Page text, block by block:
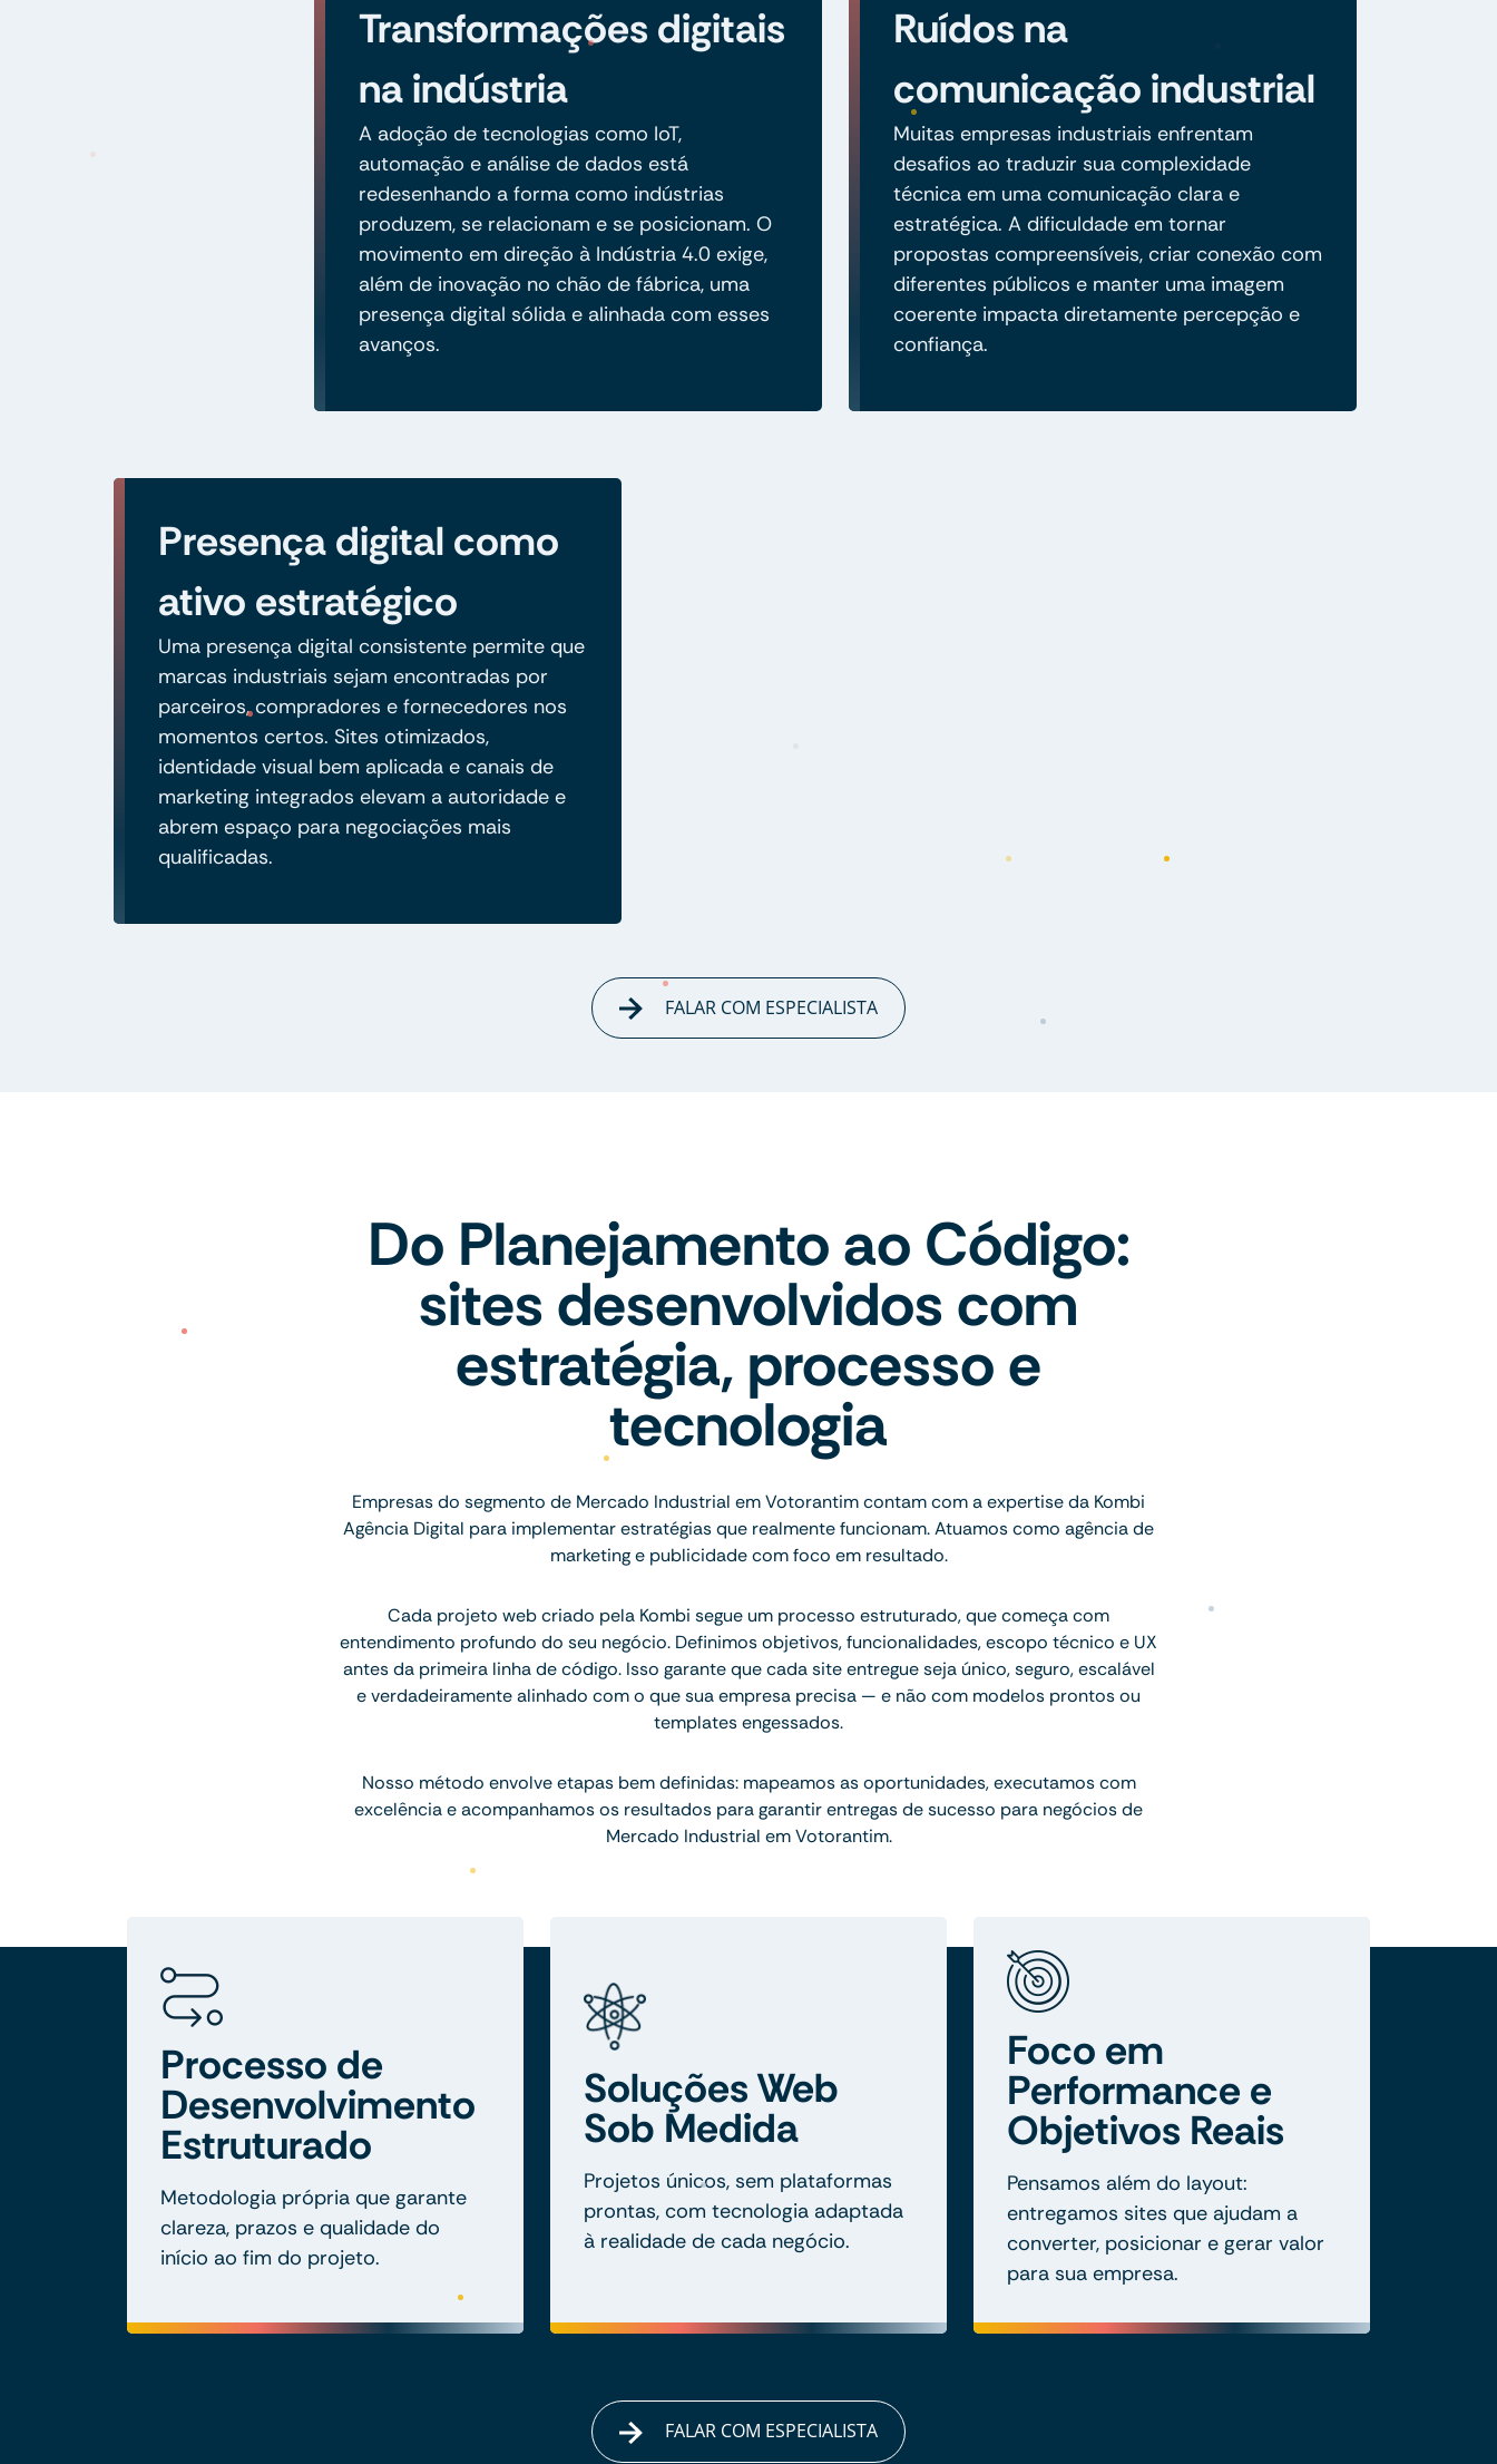
Transformações digitais
na indústria
A adoção de tecnologias como IoT,
automação e análise de dados está
redesenhando a forma como indústrias
produzem, se relacionam e se posicionam. O
movimento em direção à Indústria 4.0 exige,
além de inovação no chão de fábrica, uma
presença digital sólida e alinhada com esses
avanços.
Ruídos na
comunicação industrial
Muitas empresas industriais enfrentam
desafios ao traduzir sua complexidade
técnica em uma comunicação clara e
estratégica. A dificuldade em tornar
propostas compreensíveis, criar conexão com
diferentes públicos e manter uma imagem
coerente impacta diretamente percepção e
confiança.
Presença digital como
ativo estratégico
Uma presença digital consistente permite que
marcas industriais sejam encontradas por
parceiros, compradores e fornecedores nos
momentos certos. Sites otimizados,
identidade visual bem aplicada e canais de
marketing integrados elevam a autoridade e
abrem espaço para negociações mais
qualificadas.
FALAR COM ESPECIALISTA
Do Planejamento ao Código:
sites desenvolvidos com
estratégia, processo e
tecnologia
Empresas do segmento de Mercado Industrial em Votorantim contam com a expertise da Kombi
Agência Digital para implementar estratégias que realmente funcionam. Atuamos como agência de
marketing e publicidade com foco em resultado.
Cada projeto web criado pela Kombi segue um processo estruturado, que começa com
entendimento profundo do seu negócio. Definimos objetivos, funcionalidades, escopo técnico e UX
antes da primeira linha de código. Isso garante que cada site entregue seja único, seguro, escalável
e verdadeiramente alinhado com o que sua empresa precisa — e não com modelos prontos ou
templates engessados.
Nosso método envolve etapas bem definidas: mapeamos as oportunidades, executamos com
excelência e acompanhamos os resultados para garantir entregas de sucesso para negócios de
Mercado Industrial em Votorantim.
Processo de
Desenvolvimento
Estruturado
Metodologia própria que garante
clareza, prazos e qualidade do
início ao fim do projeto.
Soluções Web
Sob Medida
Projetos únicos, sem plataformas
prontas, com tecnologia adaptada
à realidade de cada negócio.
Foco em
Performance e
Objetivos Reais
Pensamos além do layout:
entregamos sites que ajudam a
converter, posicionar e gerar valor
para sua empresa.
FALAR COM ESPECIALISTA